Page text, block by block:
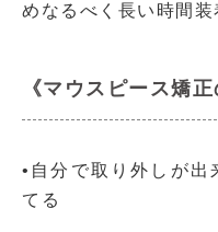
めなるべく長い時間装
《マウスピース矯正
•自分で取り外しが出
てる